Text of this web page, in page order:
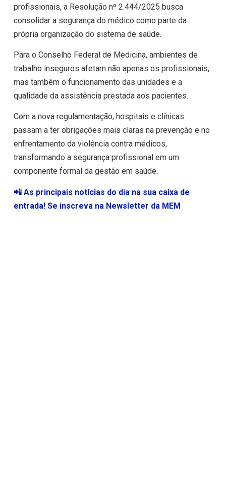
profissionais, a Resolução nº 2.444/2025 busca
consolidar a segurança do médico como parte da
própria organização do sistema de saúde.
Para o Conselho Federal de Medicina, ambientes de
trabalho inseguros afetam não apenas os profissionais,
mas também o funcionamento das unidades e a
qualidade da assistência prestada aos pacientes.
Com a nova regulamentação, hospitais e clínicas
passam a ter obrigações mais claras na prevenção e no
enfrentamento da violência contra médicos,
transformando a segurança profissional em um
componente formal da gestão em saúde.
📲 As principais notícias do dia na sua caixa de
entrada! Se inscreva na Newsletter da MEM